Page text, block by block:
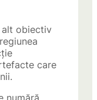
alt obiectiv
care